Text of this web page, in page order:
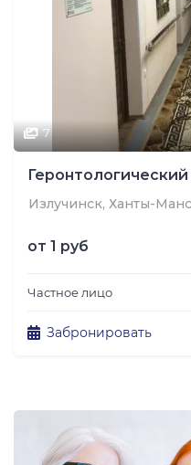
7
Излучинск, Ханты-
от 1 руб
Частное лицо
Забронировать